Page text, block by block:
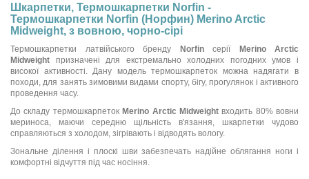
Шкарпетки, Термошкарпетки Norfin -
Термошкарпетки Norfin (Норфин) Merino Arctic
Midweight, з вовною, чорно-сірі
Термошкарпетки латвійського бренду Norfinсерії Merino Arctic
Midweight призначені для екстремально холодних погодних умов і
високої активності. Дану модель термошкарпеток можна надягати в
походи, для занять зимовими видами спорту, бігу, прогулянок і активного
проведення часу.
До складу термошкарпетокMerino Arctic Midweightвходить 80% вовни
мериноса, маючи середню щільність в'язання, шкарпетки чудово
справляються з холодом, зігрівають і відводять вологу.
Зональне ділення і плоскі шви забезпечать надійне облягання ноги і
комфортні відчуття під час носіння.